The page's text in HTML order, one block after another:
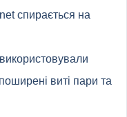
спирається на
виті пари та